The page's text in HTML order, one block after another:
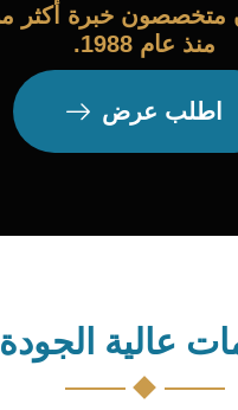
منذ عام 1988.
اطلب عرض
عالية الجودة